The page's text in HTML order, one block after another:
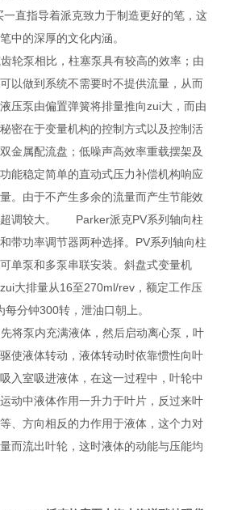
直指导着派克致力于制造更好的笔，这
中的深厚的文化内涵。
轮泵相比，柱塞泵具有较高的效率；由
以做到系统不需要时不提供流量，从而
压泵由偏置弹簧将排量推向zui大，而由
密在于变量机构的控制方式以及控制活
金属配流盘；低噪声高效率重载摆架及
能稳定简单的直动式压力补偿机构响应
。由于不产生多余的流量而产生节能效
超调较大。 Parker派克PV系列轴向柱
带功率调节器两种选择。PV系列轴向柱
单泵和多泵串联安装。斜盘式变量机
大排量从16至270ml/rev，额定工作压
分钟300转，泄油口朝上。
将泵内充满液体，然后启动离心泵，叶
使液体转动，液体转动时依靠惯性向叶
入室吸进液体，在这一过程中，叶轮中
动中液体作用一升力于叶片，反过来叶
、方向相反的力作用于液体，这个力对
而流出叶轮，这时液体的动能与压能均